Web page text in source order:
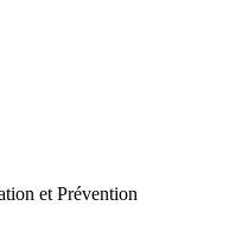
et Prévention